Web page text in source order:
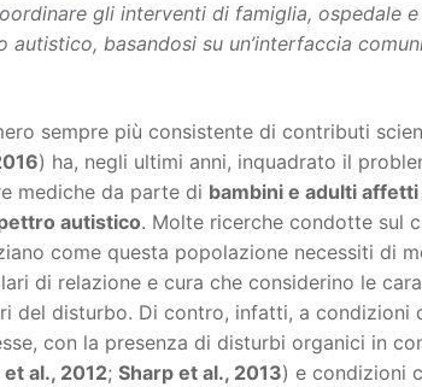
gli interventi di famiglia, ospedale
basandosi su un’interfaccia
sempre più consistente di contributi
) ha, negli ultimi anni, inquadrato il
mediche da parte di bambini e adulti
autistico. Molte ricerche condotte sul
come questa popolazione necessiti di
di relazione e cura che considerino le
del disturbo. Di contro, infatti, a condizioni
con la presenza di disturbi organici in
al., 2012; Sharp et al., 2013) e condizioni